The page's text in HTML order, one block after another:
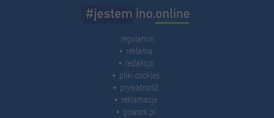
regulamin
reklama
redakcja
pliki cookies
prywatność
reklamacje
gowork.pl